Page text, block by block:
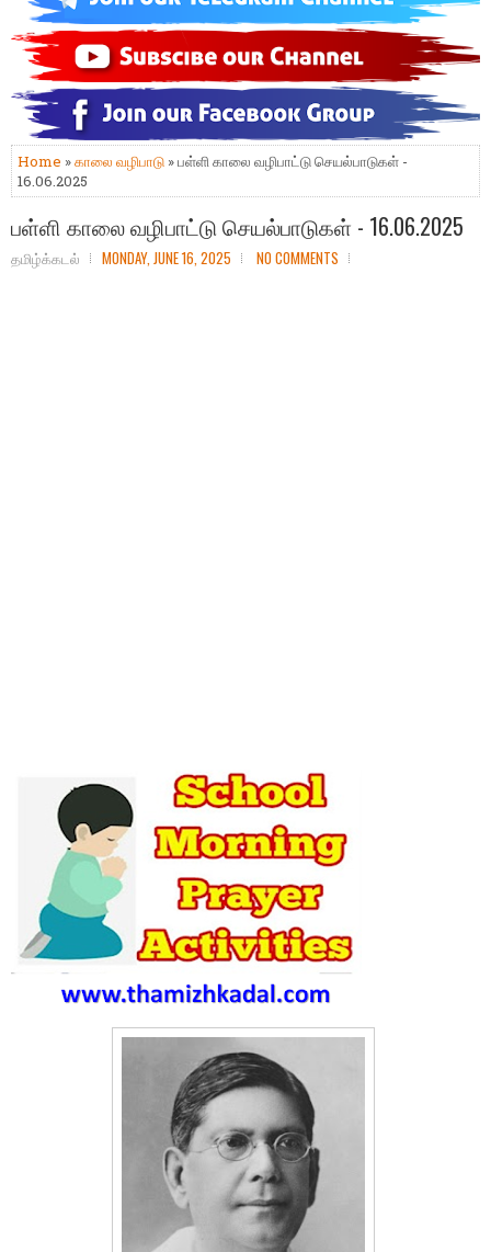
Home »காலை வழிபாடு » பள்ளி காலை வழிபாட்டு செயல்பாடுகள் -
16.06.2025
பள்ளி காலை வழிபாட்டு செயல்பாடுகள் - 16.06.2025
தமிழ்க்கடல் MONDAY, JUNE 16, 2025 NO COMMENTS